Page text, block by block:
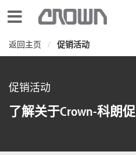
Toggle navigation
返回主页 促销活动
促销活动
了解关于Crown-科朗